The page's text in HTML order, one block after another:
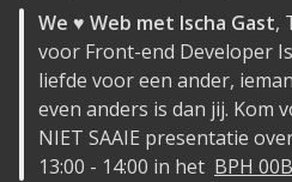
We ♥ Web met Ischa Gast,
voor Front-end Developer
liefde voor een ander,
even anders is dan jij. Kom
NIET SAAIE presentatie
13:00 - 14:00 in het BPH